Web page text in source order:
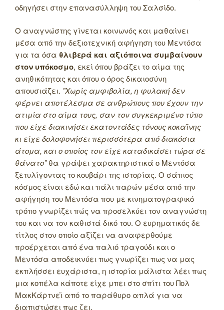
οδηγήσει στην επανασύλληψη του Σαλσίδο.
Ο αναγνώστης γίνεται κοινωνός και μαθαίνει
μέσα από την δεξιοτεχνική αφήγηση του Μεντόσα
για τα όσα θλιβερά και αξιόποινα συμβαίνουν
στον υπόκοσμο, εκεί όπου βράζει το αίμα της
ανηθικότητας και όπου ο όρος δικαιοσύνη
απουσιάζει. ”Χωρίς αμφιβολία, η φυλακή δεν
φέρνει αποτέλεσμα σε ανθρώπους που έχουν την
ατιμία στο αίμα τους, σαν τον συγκεκριμένο τύπο
που είχε διακινήσει εκατοντάδες τόνους κοκαΐνης
κι είχε δολοφονήσει περισσότερα από διακόσια
άτομα, και ο οποίος τον είχε καταδικάσει τώρα σε
θάνατο”θα γράψει χαρακτηριστικά ο Μεντόσα
ξετυλίγοντας το κουβάρι της ιστορίας. Ο σάπιος
κόσμος είναι εδώ και πάλι παρών μέσα από την
αφήγηση του Μεντόσα που με κινηματογραφικό
τρόπο γνωρίζει πώς να προσελκύει τον αναγνώστη
του και να τον καθιστά δικό του. Ο ευρηματικός δε
τίτλος στον οποίο αξίζει να αναφερθούμε
προέρχεται από ένα παλιό τραγούδι και ο
Μεντόσα αποδεικνύει πως γνωρίζει πως να μας
εκπλήσσει ευχάριστα, η ιστορία μάλιστα λέει πως
μια κοπέλα κάποτε είχε μπει στο σπίτι του Πολ
ΜακΚάρτνεϊ από το παράθυρο απλά για να
διαπιστώσει πως ζει.